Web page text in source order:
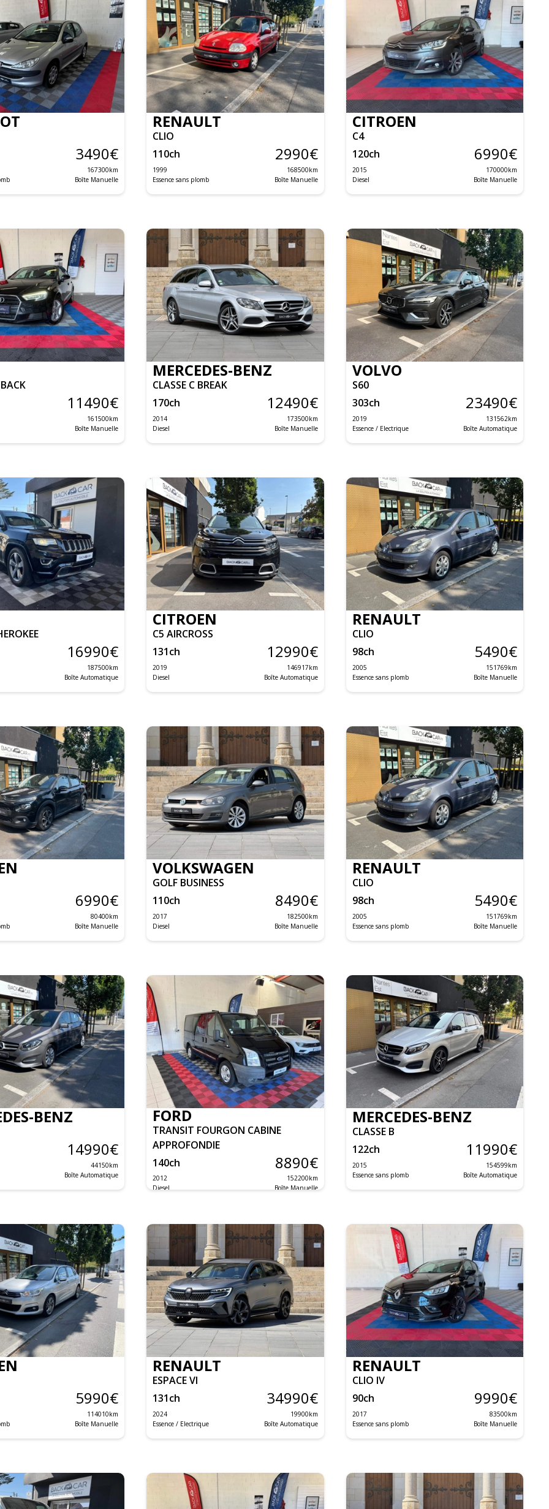
3490€
167300km
Boîte Manuelle
RENAULT
CLIO
110ch 2990€
1999 168500km
Essence sans plomb
Boîte Manuelle
CITROEN
C4
120ch 6990€
2015 170000km
Diesel
Boîte Manuelle
11490€
161500km
Boîte Manuelle
MERCEDES-BENZ
CLASSE C BREAK
170ch 12490€
2014 173500km
Diesel
Boîte Manuelle
VOLVO
S60
303ch 23490€
2019 131562km
Essence / Electrique
Boîte Automatique
16990€
187500km
Boîte Automatique
CITROEN
C5 AIRCROSS
131ch 12990€
2019 146917km
Diesel
Boîte Automatique
RENAULT
CLIO
98ch 5490€
2005 151769km
Essence sans plomb
Boîte Manuelle
6990€
80400km
Boîte Manuelle
VOLKSWAGEN
GOLF BUSINESS
110ch 8490€
2017 182500km
Diesel
Boîte Manuelle
RENAULT
CLIO
98ch 5490€
2005 151769km
Essence sans plomb
Boîte Manuelle
BENZ
14990€
44150km
Boîte Automatique
FORD
TRANSIT FOURGON CABINE
APPROFONDIE
140ch 8890€
2012 152200km
Diesel
Boîte Manuelle
MERCEDES-BENZ
CLASSE B
122ch 11990€
2015 154599km
Essence sans plomb
Boîte Automatique
5990€
114010km
Boîte Manuelle
RENAULT
ESPACE VI
131ch 34990€
2024 19900km
Essence / Electrique
Boîte Automatique
RENAULT
CLIO IV
90ch 9990€
2017 83500km
Essence sans plomb
Boîte Manuelle